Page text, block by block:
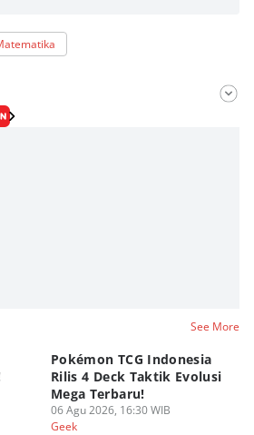
See More
Pokémon TCG Indonesia
Rilis 4 Deck Taktik Evolusi
Mega Terbaru!
06 Agu 2026, 16:30 WIB
Geek